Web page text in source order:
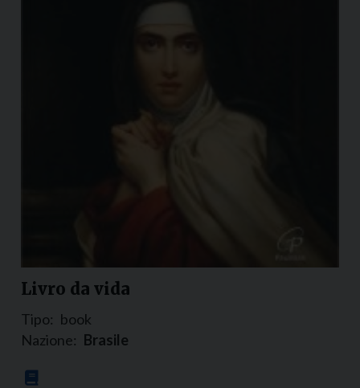
Livro da vida
Tipo: book
Nazione: Brasile